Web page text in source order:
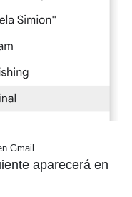
Gmail
aparecerá en